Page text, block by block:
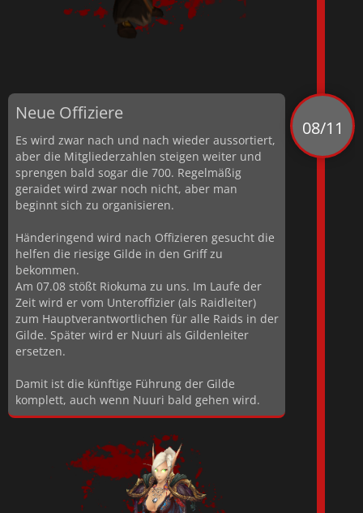
Neue Offiziere
Es wird zwar nach und nach wieder aussortiert,
aber die Mitgliederzahlen steigen weiter und
sprengen bald sogar die 700. Regelmäßig
geraidet wird zwar noch nicht, aber man
beginnt sich zu organisieren.
Händeringend wird nach Offizieren gesucht die
helfen die riesige Gilde in den Griff zu
bekommen.
Am 07.08 stößt Riokuma zu uns. Im Laufe der
Zeit wird er vom Unteroffizier (als Raidleiter)
zum Hauptverantwortlichen für alle Raids in der
Gilde. Später wird er Nuuri als Gildenleiter
ersetzen.
Damit ist die künftige Führung der Gilde
komplett, auch wenn Nuuri bald gehen wird.
08/11